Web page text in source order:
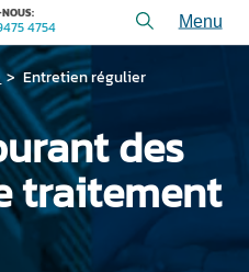
4754
menu
Entretien régulier
des
traitement